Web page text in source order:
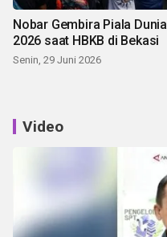
Nobar Gembira Piala Dunia
2026 saat HBKB di Bekasi
Senin, 29 Juni 2026
Video